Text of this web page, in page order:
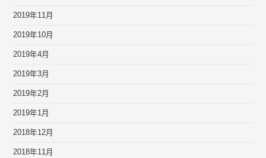
2019年11月
2019年10月
2019年4月
2019年3月
2019年2月
2019年1月
2018年12月
2018年11月